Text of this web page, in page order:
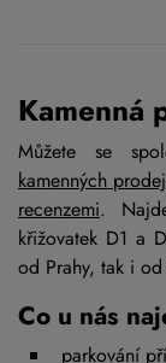
Kamenná
Můžete se
kamenných
recenzemi.
křižovatek D1 a
od Prahy, tak i
Co u nás
parkování